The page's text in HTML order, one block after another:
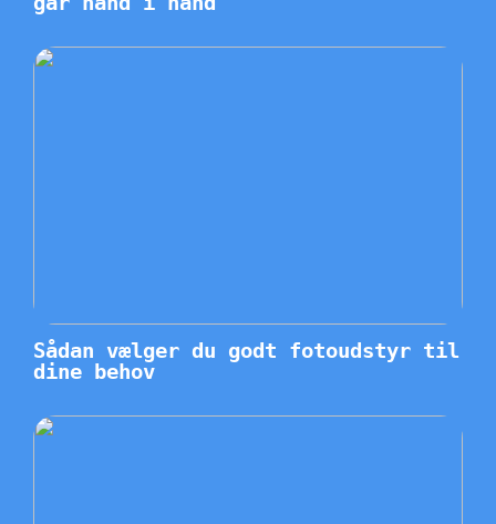
Sådan vælger du godt fotoudstyr til
dine behov